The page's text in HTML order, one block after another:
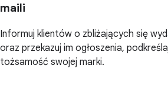
maili
Informuj klientów o zbliżających się
oraz przekazuj im ogłoszenia,
tożsamość swojej marki.